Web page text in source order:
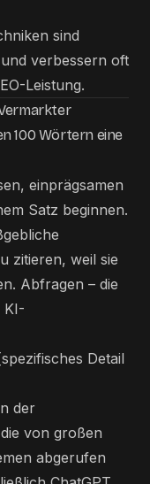
sind
verbessern oft
Leistung.
100 Wörtern eine
einprägsamen
Satz beginnen.
zitieren, weil sie
Abfragen – die
KI-
Detail
der
von großen
abgerufen